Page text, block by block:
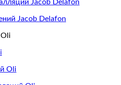
Jacob Delafon
Jacob Delafon
Oli